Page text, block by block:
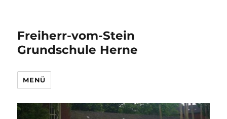
Freiherr-vom-Stein
Grundschule Herne
MENÜ